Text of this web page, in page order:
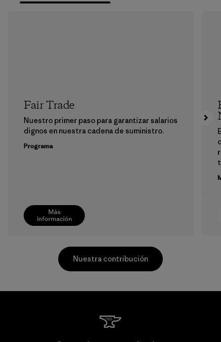
Más
información
Fair Trade
Nuestro primer paso para garantizar salarios
dignos en nuestra cadena de suministro.
Programa
Nuestra contribución